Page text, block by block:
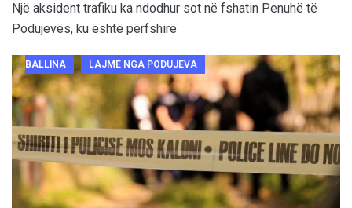
Një aksident trafiku ka ndodhur sot në fshatin Penuhë të
Podujevës, ku është përfshirë
BALLINA LAJME NGA PODUJEVA